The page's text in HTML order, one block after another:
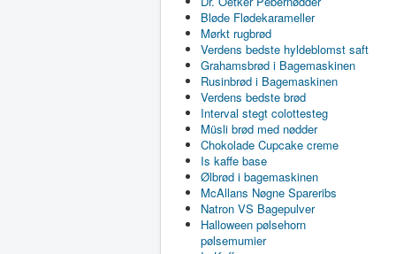
Bløde Flødekarameller
Mørkt rugbrød
Verdens bedste hyldeblomst saft
Grahamsbrød i Bagemaskinen
Rusinbrød i Bagemaskinen
Verdens bedste brød
Interval stegt colottesteg
Müsli brød med nødder
Chokolade Cupcake creme
Is kaffe base
Ølbrød i bagemaskinen
McAllans Nøgne Spareribs
Natron VS Bagepulver
Halloween pølsehorn
pølsemumier